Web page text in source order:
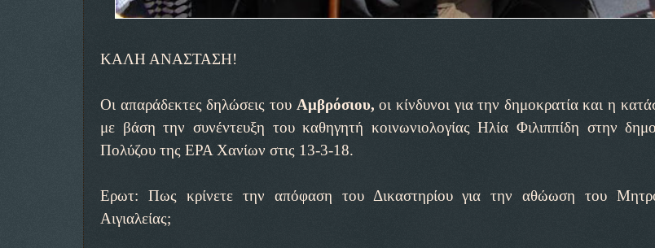
ΚΑΛΗ ΑΝΑΣΤΑΣΗ!
Οι απαράδεκτες δηλώσεις του Αμβρόσιου, οι κίνδυνοι για την δημοκρατία και η
με βάση την συνέντευξη του καθηγητή κοινωνιολογίας Ηλία Φιλιππίδη στην
Πολύζου της ΕΡΑ Χανίων στις 13-3-18.
Ερωτ: Πως κρίνετε την απόφαση του Δικαστηρίου για την αθώωση του
Αιγιαλείας;